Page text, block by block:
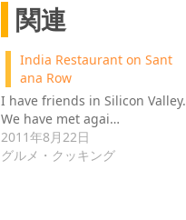
関連
India Restaurant on Sant
ana Row
I have friends in Silicon Valley.
We have met agai…
2011年8月22日
グルメ・クッキング